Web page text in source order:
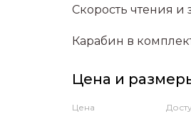
Скорость чтения и
Карабин в
Цена и
Цена